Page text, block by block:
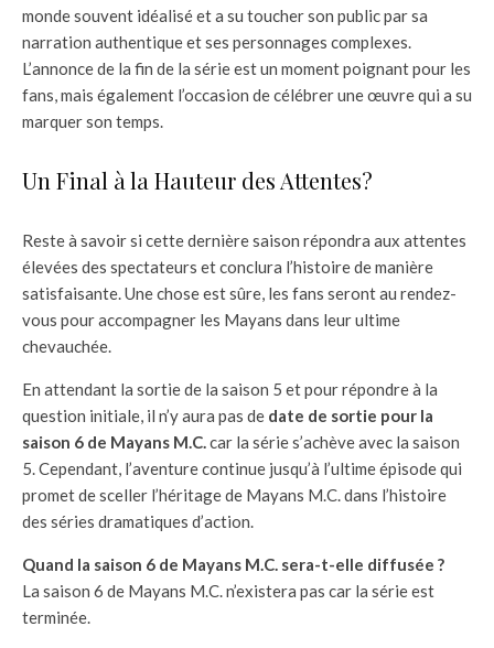
monde souvent idéalisé et a su toucher son public par sa
narration authentique et ses personnages complexes.
L’annonce de la fin de la série est un moment poignant pour les
fans, mais également l’occasion de célébrer une œuvre qui a su
marquer son temps.
Un Final à la Hauteur des Attentes?
Reste à savoir si cette dernière saison répondra aux attentes
élevées des spectateurs et conclura l’histoire de manière
satisfaisante. Une chose est sûre, les fans seront au rendez-
vous pour accompagner les Mayans dans leur ultime
chevauchée.
En attendant la sortie de la saison 5 et pour répondre à la
question initiale, il n’y aura pas de date de sortie pour la
saison 6 de Mayans M.C.car la série s’achève avec la saison
5. Cependant, l’aventure continue jusqu’à l’ultime épisode qui
promet de sceller l’héritage de Mayans M.C. dans l’histoire
des séries dramatiques d’action.
Quand la saison 6 de Mayans M.C. sera-t-elle diffusée ?
La saison 6 de Mayans M.C. n’existera pas car la série est
terminée.